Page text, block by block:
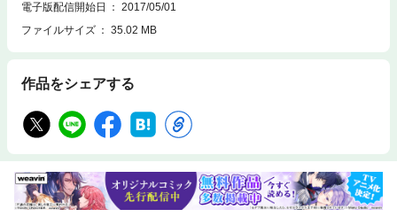
電子版配信開始日
2017/05/01
ファイルサイズ
35.02 MB
作品をシェアする